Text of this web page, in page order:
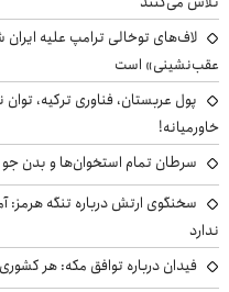
لاف‌های توخالی ترامپ علیه
عقب‌نشینی» است
پول عربستان، فناوری ترکیه،
خاورمیانه!
سرطان تمام استخوان‌ها و بدن جو
سخنگوی ارتش درباره تنگه
ندارد
فیدان درباره توافق مکه: هر